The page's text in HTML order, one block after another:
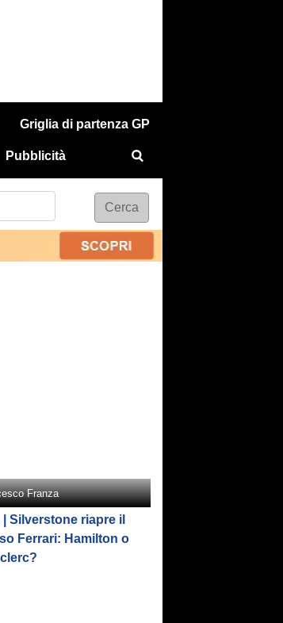
Griglia di partenza GP
Pubblicità
Franza
| Silverstone riapre il
Ferrari: Hamilton o